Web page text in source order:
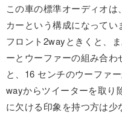
この車の標準オーディオ
カーという構成になってい
フロント2wayときくと、
ーとウーファーの組み合
と、16 センチのウーファ
wayからツイーターを取り
に欠ける印象を持つ方は少